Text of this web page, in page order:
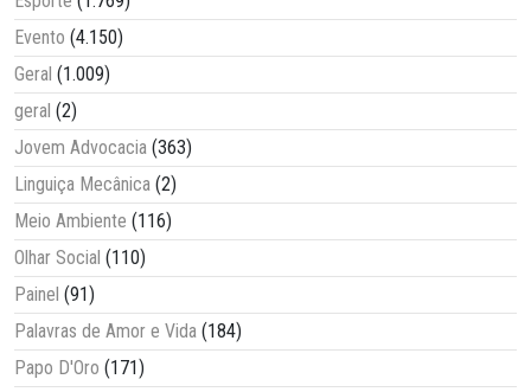
Evento (4.150)
Geral (1.009)
geral (2)
Jovem Advocacia (363)
Linguiça Mecânica (2)
Meio Ambiente (116)
Olhar Social (110)
Painel (91)
Palavras de Amor e Vida (184)
Papo D'Oro (171)